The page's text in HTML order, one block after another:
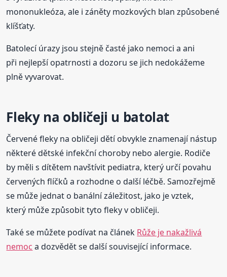
mononukleóza, ale i záněty mozkových blan způsobené
klíšťaty.
Batolecí úrazy jsou stejně časté jako nemoci a ani
při nejlepší opatrnosti a dozoru se jich nedokážeme
plně vyvarovat.
Fleky na obličeji u batolat
Červené fleky na obličeji dětí obvykle znamenají nástup
některé dětské infekční choroby nebo alergie. Rodiče
by měli s dítětem navštívit pediatra, který určí povahu
červených flíčků a rozhodne o další léčbě. Samozřejmě
se může jednat o banální záležitost, jako je vztek,
který může způsobit tyto fleky v obličeji.
Také se můžete podívat na článek Růže je nakažlivá
nemoc a dozvědět se další související informace.